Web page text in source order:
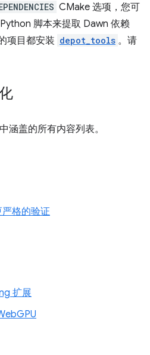
CMake 选项，您可
脚本来提取 Dawn 依赖
项目都安装 depot_tools 。请
涵盖的所有内容列表。
格的验证
扩展